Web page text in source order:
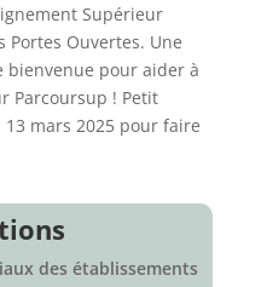
Supérieur
Portes Ouvertes. Une
pour aider à
Parcoursup ! Petit
13 mars 2025 pour faire
des établissements